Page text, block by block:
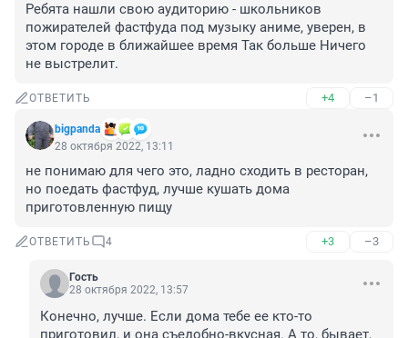
Ребята нашли свою аудиторию - школьников
пожирателей фастфуда под музыку аниме, уверен, в
этом городе в ближайшее время Так больше Ничего
не выстрелит.
ОТВЕТИТЬ +4 –1
bigpanda
28 октября 2022, 13:11
не понимаю для чего это, ладно сходить в ресторан,
но поедать фастфуд, лучше кушать дома
приготовленную пищу
ОТВЕТИТЬ 4 +3 –3
Гость
28 октября 2022, 13:57
Конечно, лучше. Если дома тебе ее кто-то
приготовил, и она съедобно-вкусная. А то, бывает,